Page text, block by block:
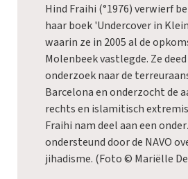
Hind Fraihi (°1976) verwierf
haar boek 'Undercover in
waarin ze in 2005 al de
Molenbeek vastlegde. Ze
onderzoek naar de
Barcelona en onderzocht de
rechts en islamitisch
Fraihi nam deel aan een
ondersteund door de NAVO
jihadisme. (Foto © Mariëlle